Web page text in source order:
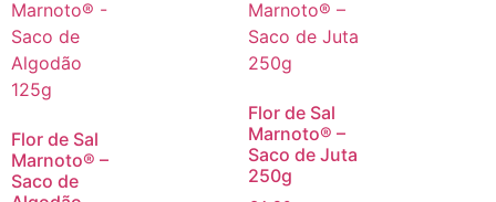
Flor de Sal
Marnoto® –
Saco de
Flor de Sal
Marnoto® –
Saco de Juta
250g